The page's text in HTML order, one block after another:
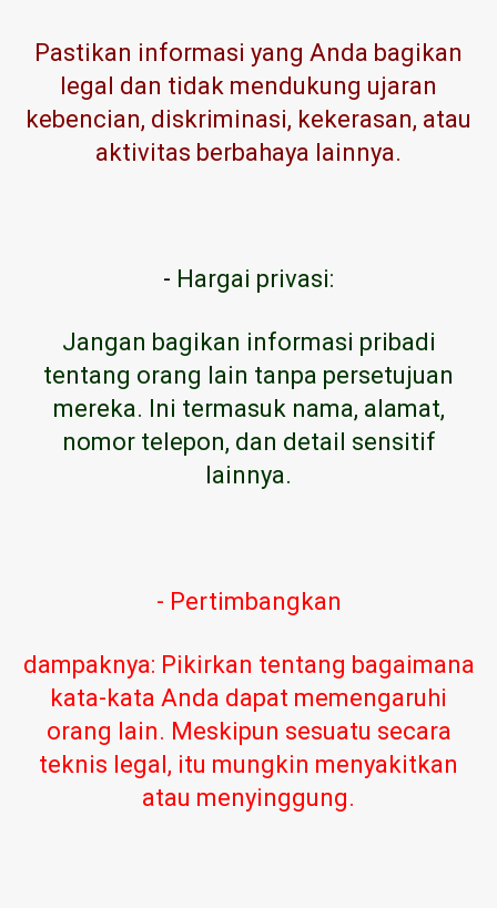
Pastikan informasi yang Anda bagikan
legal dan tidak mendukung ujaran
kebencian, diskriminasi, kekerasan, atau
aktivitas berbahaya lainnya.
- Hargai privasi:
Jangan bagikan informasi pribadi
tentang orang lain tanpa persetujuan
mereka. Ini termasuk nama, alamat,
nomor telepon, dan detail sensitif
lainnya.
- Pertimbangkan
dampaknya: Pikirkan tentang bagaimana
kata-kata Anda dapat memengaruhi
orang lain. Meskipun sesuatu secara
teknis legal, itu mungkin menyakitkan
atau menyinggung.